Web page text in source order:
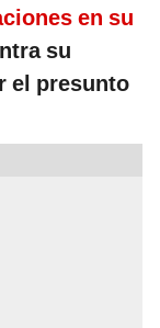
en su
su
el presunto